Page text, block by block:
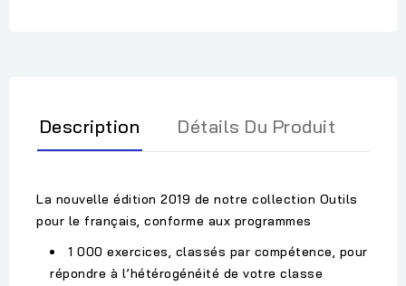
Description Détails Du Produit
La nouvelle édition 2019 de notre collection Outils
pour le français, conforme aux programmes
1 000 exercices, classés par compétence, pour
répondre à l’hétérogénéité de votre classe